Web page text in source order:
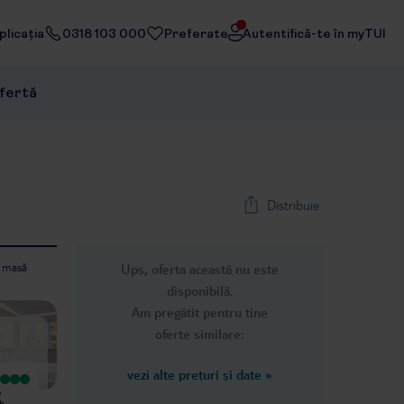
0318 103 000 Preferate Autentifică-te în myTUI
Distribuie
Ups, oferta această nu este
disponibilă.
Am pregătit pentru tine
oferte similare:
vezi alte prețuri și date »
1/37
Excepțional